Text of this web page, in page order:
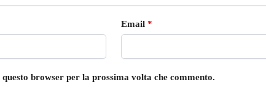
Email *
browser per la prossima volta che commento.